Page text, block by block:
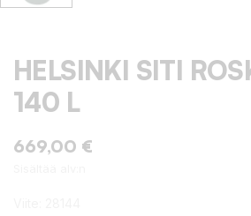
HELSINKI SITI
140 L
669,00 €